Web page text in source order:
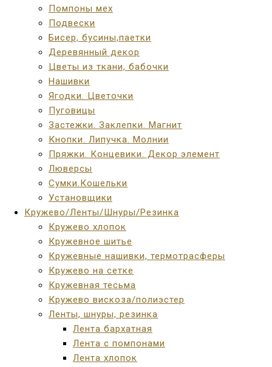
Помпоны мех
Подвески
Бисер, бусины,паетки
Деревянный декор
Цветы из ткани, бабочки
Нашивки
Ягодки. Цветочки
Пуговицы
Застежки. Заклепки. Магнит
Кнопки. Липучка. Молнии
Пряжки. Концевики. Декор элемент
Люверсы
Сумки.Кошельки
Установщики
Кружево/Ленты/Шнуры/Резинка
Кружево хлопок
Кружевное шитье
Кружевные нашивки, термотрасферы
Кружево на сетке
Кружевная тесьма
Кружево вискоза/полиэстер
Ленты, шнуры, резинка
Лента бархатная
Лента с помпонами
Лента хлопок